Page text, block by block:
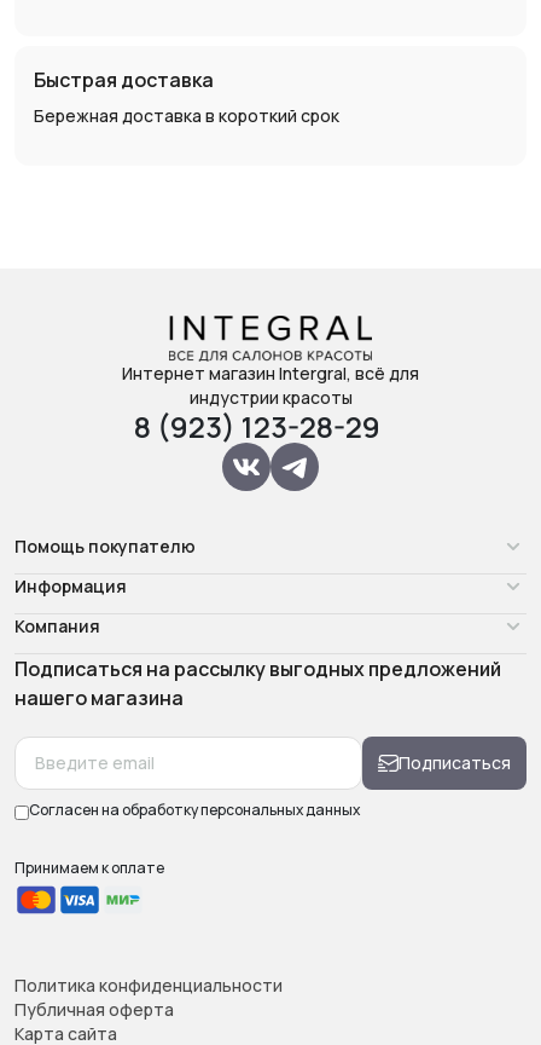
Быстрая доставка
Бережная доставка в короткий срок
Интернет магазин Intergral, всё для
индустрии красоты
8 (923) 123-28-29
Помощь покупателю
Информация
Компания
Подписаться на рассылку выгодных предложений
нашего магазина
Подписаться
Согласен на обработкуперсональных данных
Принимаем к оплате
Политика конфиденциальности
Публичная оферта
Карта сайта